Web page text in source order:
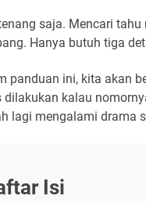
saja. Mencari
Hanya butuh tiga
panduan ini, kita akan
dilakukan kalau
lagi mengalami drama
Isi